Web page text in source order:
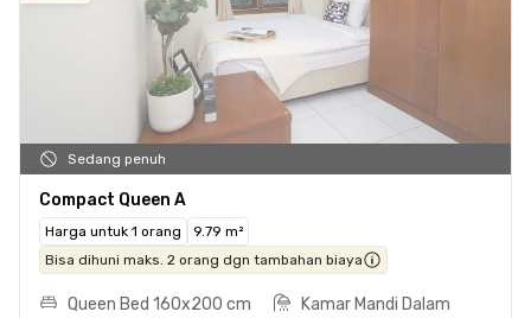
Sedang penuh
Compact Queen A
Harga untuk 1 orang
9.79 m²
Bisa dihuni maks. 2 orang dgn tambahan biaya
Queen Bed 160x200 cm
Kamar Mandi Dalam